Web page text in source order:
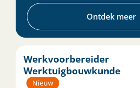
Ontdek meer
Werkvoorbereider
Werktuigbouwkunde
Nieuw